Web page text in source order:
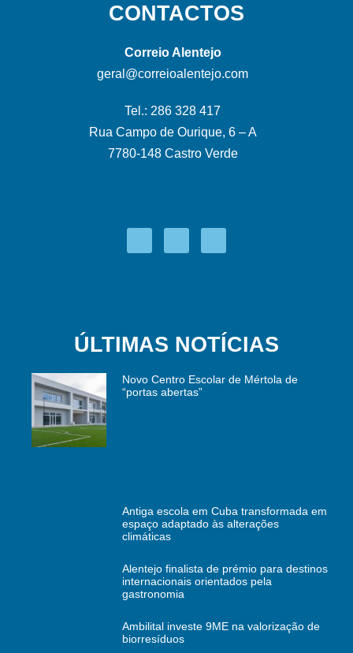
CONTACTOS
Correio Alentejo
geral@correioalentejo.com
Tel.: 286 328 417
Rua Campo de Ourique, 6 – A
7780-148 Castro Verde
ÚLTIMAS NOTÍCIAS
Novo Centro Escolar de Mértola de
“portas abertas”
Antiga escola em Cuba transformada em
espaço adaptado às alterações
climáticas
Alentejo finalista de prémio para destinos
internacionais orientados pela
gastronomia
Ambilital investe 9ME na valorização de
biorresíduos